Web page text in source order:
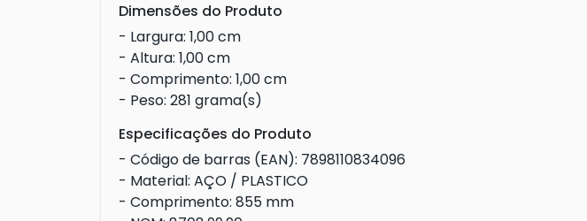
Dimensões do Produto
- Largura: 1,00 cm
- Altura: 1,00 cm
- Comprimento: 1,00 cm
- Peso: 281 grama(s)
Especificações do Produto
- Código de barras (EAN): 7898110834096
- Material: AÇO / PLASTICO
- Comprimento: 855 mm